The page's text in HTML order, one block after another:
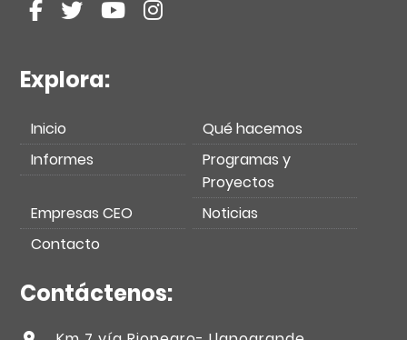
Explora:
Inicio
Qué hacemos
Informes
Programas y
Proyectos
Empresas CEO
Noticias
Contacto
Contáctenos: